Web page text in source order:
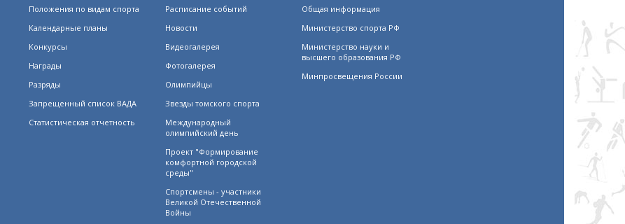
Положения по видам спорта
Календарные планы
Конкурсы
Награды
Разряды
Запрещенный список ВАДА
Статистическая отчетность
Расписание событий
Новости
Видеогалерея
Фотогалерея
Олимпийцы
Звезды томского спорта
Международный
олимпийский день
Проект "Формирование
комфортной городской
среды"
Спортсмены - участники
Великой Отечественной
Войны
Общая информация
Министерство спорта РФ
Министерство науки и
высшего образования РФ
Минпросвещения России